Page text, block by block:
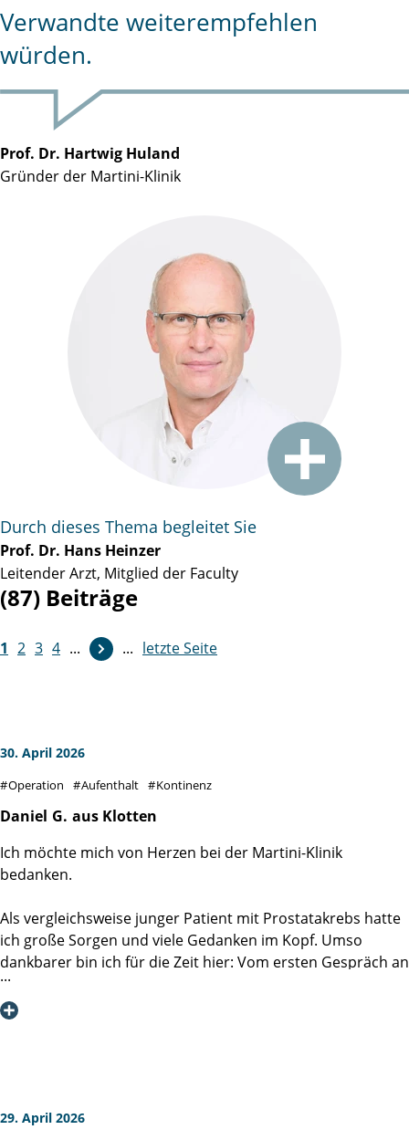
Verwandte weiterempfehlen
würden.
Prof. Dr. Hartwig Huland
Gründer der Martini-Klinik
Durch dieses Thema begleitet Sie
Prof. Dr. Hans Heinzer
Leitender Arzt, Mitglied der Faculty
(87) Beiträge
1 2 3 4 ... ... letzte Seite
30. April 2026
Operation Aufenthalt Kontinenz
Daniel G. aus Klotten
Ich möchte mich von Herzen bei der Martini-Klinik
bedanken.
Als vergleichsweise junger Patient mit Prostatakrebs hatte
ich große Sorgen und viele Gedanken im Kopf. Umso
dankbarer bin ich für die Zeit hier: Vom ersten Gespräch an
wurde mir Mut gemacht und ich habe mich nie allein
gelassen gefühlt.
kompetent. Man merkt einfach, dass hier mit Herz und
29. April 2026